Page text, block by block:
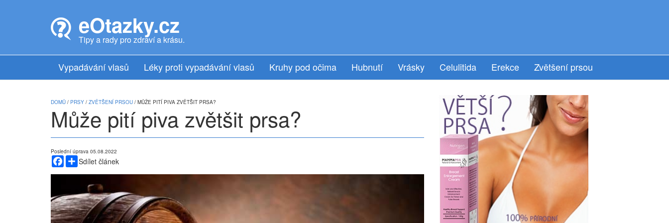
eOtazky.cz
Tipy a rady pro zdraví a krásu.
Vypadávání vlasů Léky proti vypadávání vlasů Kruhy pod očima Hubnutí Vrásky Celulitida Erekce Zvětšení prsou
DOMŮ / PRSY / ZVĚTŠENÍ PRSOU / MŮŽE PITÍ PIVA ZVĚTŠIT PRSA?
Může pití piva zvětšit prsa?
Poslední úprava 05.08.2022
Sdílet článek
Facebook
Share